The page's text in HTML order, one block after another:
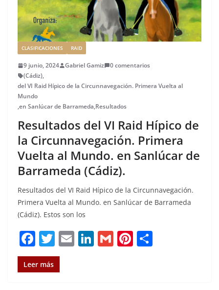
CLASIFICACIONES RAID
9 junio, 2024 Gabriel Gamiz
0 comentarios
(Cádiz),
del VI Raid Hípico de la Circunnavegación. Primera Vuelta al
Mundo
,en Sanlúcar de Barrameda,Resultados
Resultados del VI Raid Hípico de
la Circunnavegación. Primera
Vuelta al Mundo. en Sanlúcar de
Barrameda (Cádiz).
Resultados del VI Raid Hípico de la Circunnavegación.
Primera Vuelta al Mundo. en Sanlúcar de Barrameda
(Cádiz). Estos son los
F
a
c
T
w
it
E Li G Pi
Leer más